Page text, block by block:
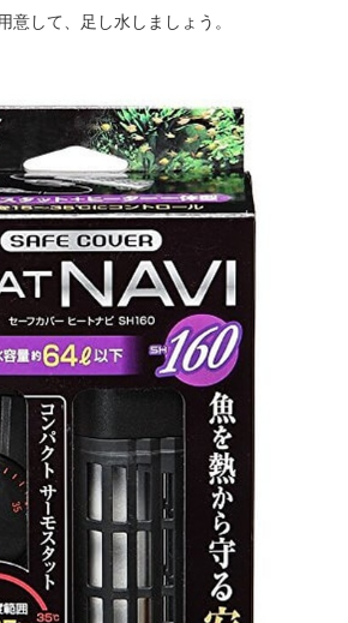
意して、足し水しましょう。